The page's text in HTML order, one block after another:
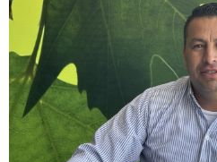
juancarlos.benavides